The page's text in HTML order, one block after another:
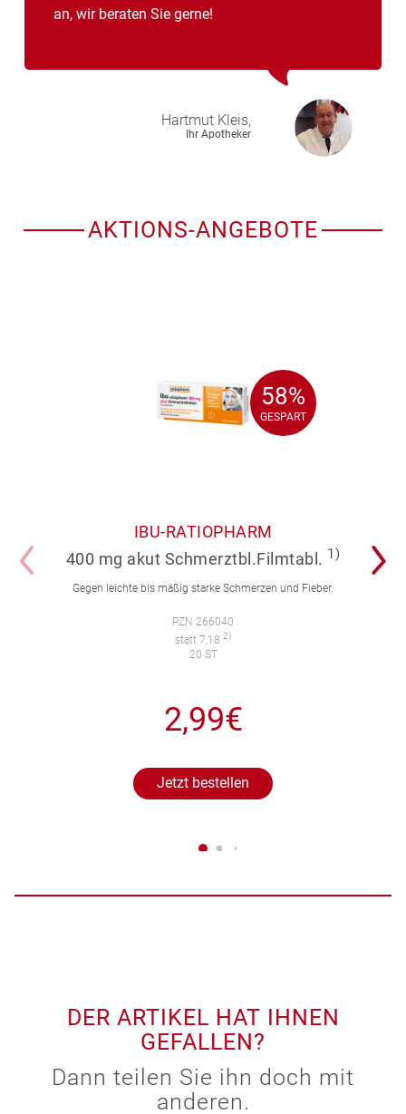
an, wir beraten Sie gerne!
Hartmut Kleis,
Ihr Apotheker
AKTIONS-ANGEBOTE
58%
GESPART
58%
GESPART
IBU-RATIOPHARM
400 mg akut Schmerztbl.Filmtabl. 1)
Gegen leichte bis mäßig starke Schmerzen und Fieber.
PZN 266040
statt 7,18 2)
20 ST
2,99€
Jetzt bestellen
DER ARTIKEL HAT IHNEN
GEFALLEN?
Dann teilen Sie ihn doch mit
anderen.